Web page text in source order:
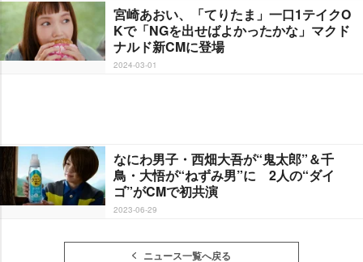
宮崎あおい、「てりたま」一口1テイクO
Kで「NGを出せばよかったかな」マクド
ナルド新CMに登場
2024-03-01
なにわ男子・西畑大吾が“鬼太郎”＆千
鳥・大悟が“ねずみ男”に 2人の“ダイ
ゴ”がCMで初共演
2023-06-29
ニュース一覧へ戻る